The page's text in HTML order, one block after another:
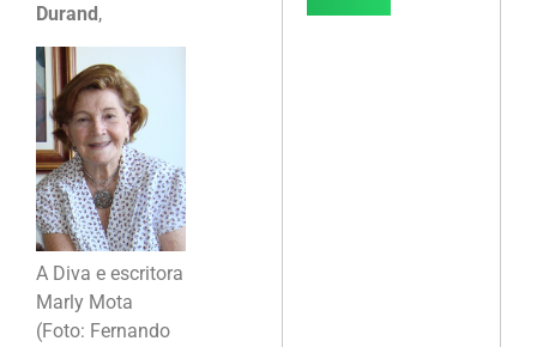
Durand ,
A Diva e escritora
Marly Mota
(Foto: Fernando